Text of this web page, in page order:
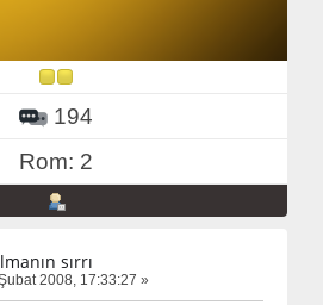
194
Rom: 2
sırrı
2008, 17:33:27 »